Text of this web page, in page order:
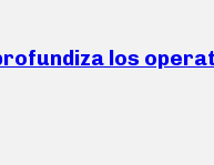
los